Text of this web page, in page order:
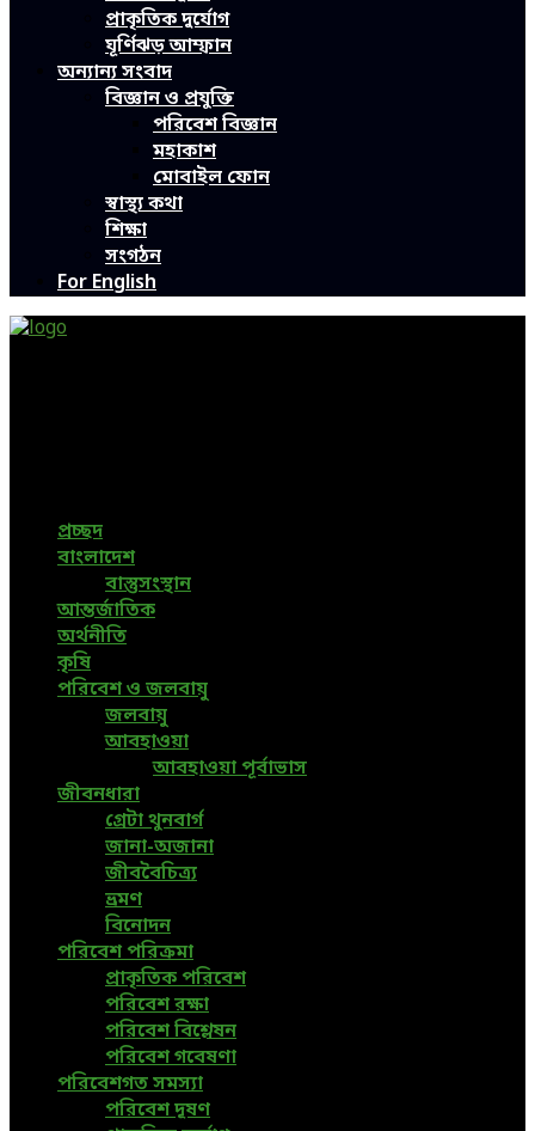
প্রাকৃতিক দুর্যোগ
ঘূর্ণিঝড় আম্ফান
অন্যান্য সংবাদ
বিজ্ঞান ও প্রযুক্তি
পরিবেশ বিজ্ঞান
মহাকাশ
মোবাইল ফোন
স্বাস্থ্য কথা
শিক্ষা
সংগঠন
For English
প্রচ্ছদ
বাংলাদেশ
বাস্তুসংস্থান
আন্তর্জাতিক
অর্থনীতি
কৃষি
পরিবেশ ও জলবায়ু
জলবায়ু
আবহাওয়া
আবহাওয়া পূর্বাভাস
জীবনধারা
গ্রেটা থুনবার্গ
জানা-অজানা
জীববৈচিত্র্য
ভ্রমণ
বিনোদন
পরিবেশ পরিক্রমা
প্রাকৃতিক পরিবেশ
পরিবেশ রক্ষা
পরিবেশ বিশ্লেষন
পরিবেশ গবেষণা
পরিবেশগত সমস্যা
পরিবেশ দূষণ